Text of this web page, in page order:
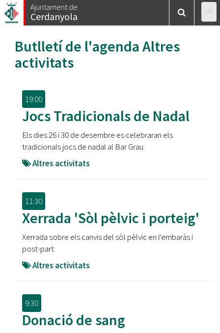
Vés
al
Ajuntament de
Cerdanyola
Butlletí de l'agenda Altres
activitats
19:00
Jocs Tradicionals de Nadal
Els dies 26 i 30 de desembre es celebraran els
tradicionals jocs de nadal al Bar Grau
Altres activitats
11:30
Xerrada 'Sòl pèlvic i porteig'
Xerrada sobre els canvis del sòl pèlvic en l'embaràs i
post-part.
Altres activitats
9:30
Donació de sang